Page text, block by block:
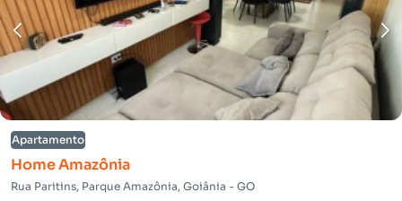
Apartamento
Home Amazônia
Rua Paritins, Parque Amazônia, Goiânia - GO